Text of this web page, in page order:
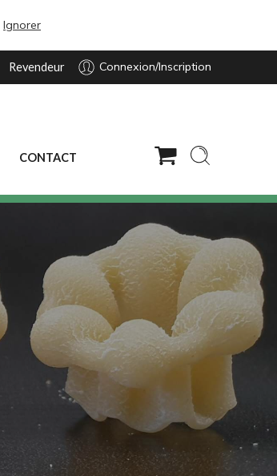
Ignorer
Revendeur Connexion/Inscription
CONTACT